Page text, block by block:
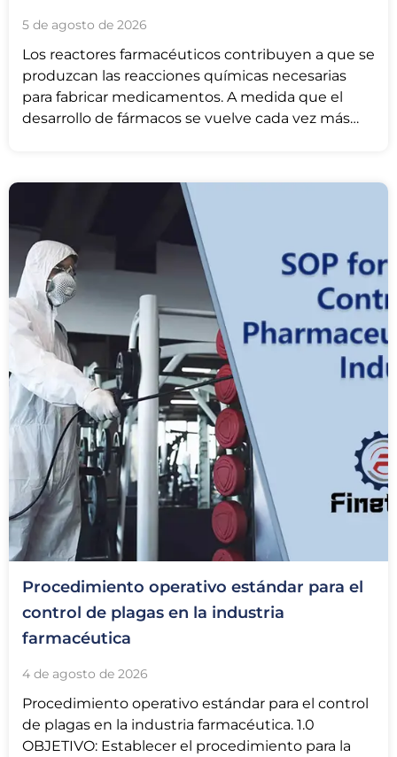
5 de agosto de 2026
Los reactores farmacéuticos contribuyen a que se
produzcan las reacciones químicas necesarias
para fabricar medicamentos. A medida que el
desarrollo de fármacos se vuelve cada vez más
Procedimiento operativo estándar para el
control de plagas en la industria
farmacéutica
4 de agosto de 2026
Procedimiento operativo estándar para el control
de plagas en la industria farmacéutica. 1.0
OBJETIVO: Establecer el procedimiento para la